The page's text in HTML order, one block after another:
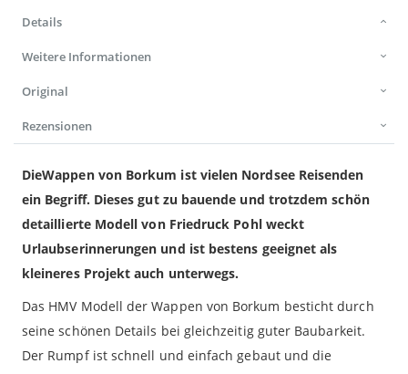
Details
Weitere Informationen
Original
Rezensionen
DieWappen von Borkum ist vielen Nordsee Reisenden
ein Begriff. Dieses gut zu bauende und trotzdem schön
detaillierte Modell von Friedruck Pohl weckt
Urlaubserinnerungen und ist bestens geeignet als
kleineres Projekt auch unterwegs.
Das HMV Modell der Wappen von Borkum besticht durch
seine schönen Details bei gleichzeitig guter Baubarkeit.
Der Rumpf ist schnell und einfach gebaut und die